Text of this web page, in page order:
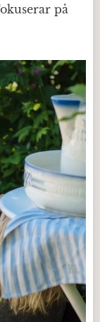
på